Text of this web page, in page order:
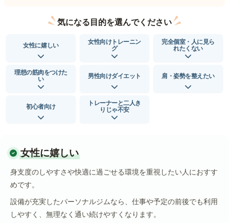
気になる目的を選んでください
女性に嬉しい
女性向けトレーニン
グ
完全個室・人に見ら
れたくない
理想の筋肉をつけた
い
男性向けダイエット 肩・姿勢を整えたい
初心者向け
トレーナーと二人き
りじゃ不安
女性に嬉しい
身支度のしやすさや快適に過ごせる環境を重視したい人におすす
めです。
設備が充実したパーソナルジムなら、仕事や予定の前後でも利用
しやすく、無理なく通い続けやすくなります。